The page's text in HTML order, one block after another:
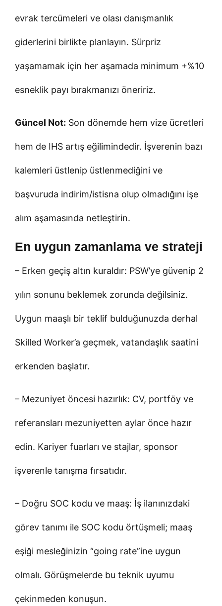
evrak tercümeleri ve olası danışmanlık
giderlerini birlikte planlayın. Sürpriz
yaşamamak için her aşamada minimum +%10
esneklik payı bırakmanızı öneririz.
Güncel Not: Son dönemde hem vize ücretleri
hem de IHS artış eğilimindedir. İşverenin bazı
kalemleri üstlenip üstlenmediğini ve
başvuruda indirim/istisna olup olmadığını işe
alım aşamasında netleştirin.
En uygun zamanlama ve strateji
– Erken geçiş altın kuraldır: PSW’ye güvenip 2
yılın sonunu beklemek zorunda değilsiniz.
Uygun maaşlı bir teklif bulduğunuzda derhal
Skilled Worker’a geçmek, vatandaşlık saatini
erkenden başlatır.
– Mezuniyet öncesi hazırlık: CV, portföy ve
referansları mezuniyetten aylar önce hazır
edin. Kariyer fuarları ve stajlar, sponsor
işverenle tanışma fırsatıdır.
– Doğru SOC kodu ve maaş: İş ilanınızdaki
görev tanımı ile SOC kodu örtüşmeli; maaş
eşiği mesleğinizin “going rate”ine uygun
olmalı. Görüşmelerde bu teknik uyumu
çekinmeden konuşun.